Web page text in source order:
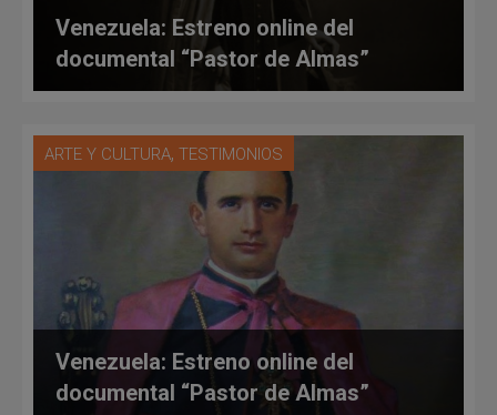
Venezuela: Estreno online del
documental “Pastor de Almas”
ARTE Y CULTURA, TESTIMONIOS
Venezuela: Estreno online del
documental “Pastor de Almas”